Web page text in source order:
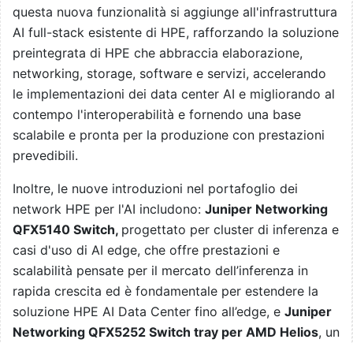
questa nuova funzionalità si aggiunge all'infrastruttura
AI full-stack esistente di HPE, rafforzando la soluzione
preintegrata di HPE che abbraccia elaborazione,
networking, storage, software e servizi, accelerando
le implementazioni dei data center AI e migliorando al
contempo l'interoperabilità e fornendo una base
scalabile e pronta per la produzione con prestazioni
prevedibili.
Inoltre, le nuove introduzioni nel portafoglio dei
network HPE per l'AI includono: Juniper Networking
QFX5140 Switch, progettato per cluster di inferenza e
casi d'uso di AI edge, che offre prestazioni e
scalabilità pensate per il mercato dell’inferenza in
rapida crescita ed è fondamentale per estendere la
soluzione HPE AI Data Center fino all’edge, e Juniper
Networking QFX5252 Switch tray per AMD Helios, un